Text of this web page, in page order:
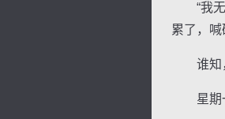
“我无
累了，喊
谁知，
星期一